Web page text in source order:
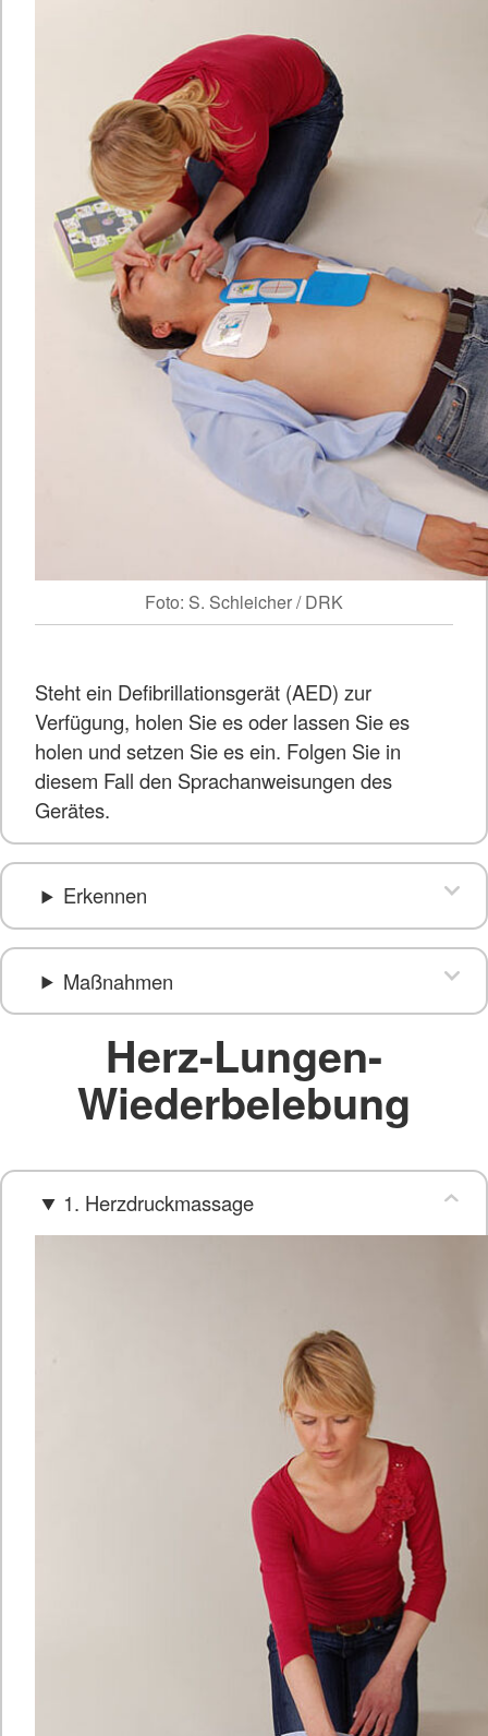
Foto: S. Schleicher / DRK
Steht ein Defibrillationsgerät (AED) zur
Verfügung, holen Sie es oder lassen Sie es
holen und setzen Sie es ein. Folgen Sie in
diesem Fall den Sprachanweisungen des
Gerätes.
Erkennen
Maßnahmen
Herz-Lungen-
Wiederbelebung
1. Herzdruckmassage